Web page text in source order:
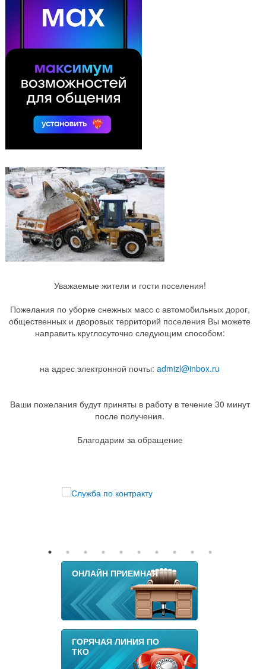
Уважаемые жители и гости поселения!
Пожелания по уборке снежных масс с автомобильных дорог,
общественных и дворовых территорий поселения Вы можете
направить круглосуточно следующим способом:
на адрес электронной почты: admizl@inbox.ru
Ваши пожелания будут приняты в работу в течение 30 минут
после получения.
Благодарим за обращение
ОНЛАЙН ПРИЕМНАЯ
ГОРЯЧАЯ ЛИНИЯ ПО
ТКО